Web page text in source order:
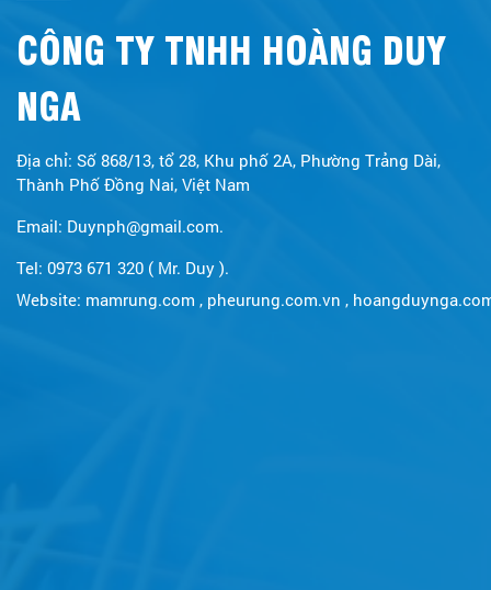
CÔNG TY TNHH HOÀNG DUY
NGA
Địa chỉ: Số 868/13, tổ 28, Khu phố 2A, Phường Trảng Dài,
Thành Phố Đồng Nai, Việt Nam
Email: Duynph@gmail.com.
Tel: 0973 671 320 ( Mr. Duy ).
Website: mamrung.com , pheurung.com.vn ,